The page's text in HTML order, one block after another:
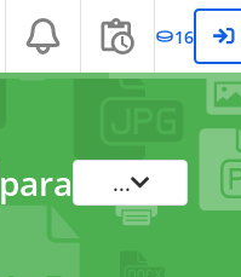
16
para ...